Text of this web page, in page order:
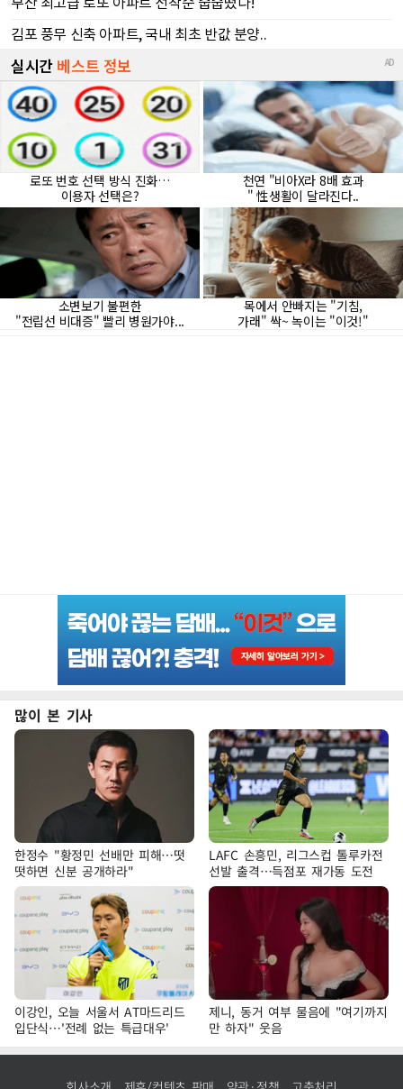
많이 본 기사
한정수 "황정민 선배만 피해…떳
떳하면 신분 공개하라"
LAFC 손흥민, 리그스컵 톨루카전
선발 출격…득점포 재가동 도전
이강인, 오늘 서울서 AT마드리드
입단식…'전례 없는 특급대우'
제니, 동거 여부 물음에 "여기까지
만 하자" 웃음